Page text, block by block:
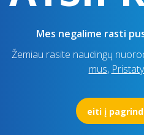
Mes negalime rasti
Žemiau rasite naudingų
mus,
eiti į